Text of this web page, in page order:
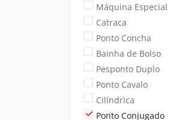
Máquina Especial
Catraca
Ponto Concha
Bainha de Bolso
Pesponto Duplo
Ponto Cavalo
Cilíndrica
Ponto Conjugado